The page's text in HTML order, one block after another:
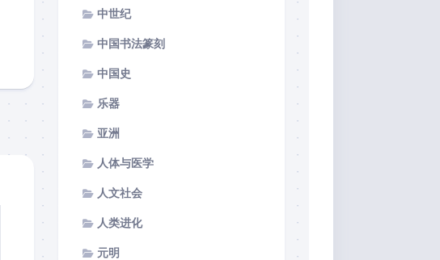
中世纪
中国书法篆刻
中国史
乐器
亚洲
人体与医学
人文社会
人类进化
元明